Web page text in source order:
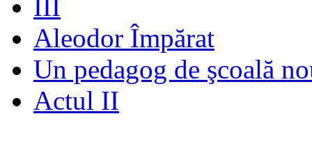
III
Aleodor Împărat
Un pedagog de şcoală
Actul II